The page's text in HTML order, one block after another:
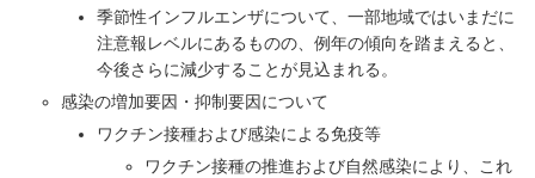
季節性インフルエンザについて、一部地域ではいまだに
注意報レベルにあるものの、例年の傾向を踏まえると、
今後さらに減少することが見込まれる。
感染の増加要因・抑制要因について
ワクチン接種および感染による免疫等
ワクチン接種の推進および自然感染により、これ